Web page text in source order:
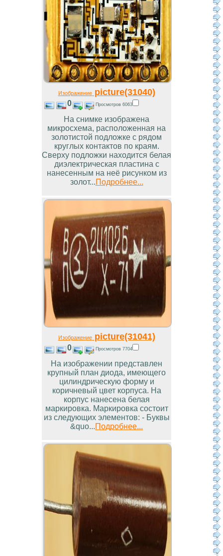
Изображениеpicture(31040)
0 Просмотров 6063
На снимке изображена
микросхема, расположенная на
золотистой подложке с рядом
круглых контактов по краям.
Сверху подложки находится белая
диэлектрическая пластина с
нанесенным на неё рисунком из
золот...Подробнее...
Изображениеpicture(31041)
0 Просмотров 7704
На изображении представлен
крупный план диода, имеющего
цилиндрическую форму и
коричневый цвет корпуса. На
корпус нанесена белая
маркировка. Маркировка состоит
из следующих элементов: - Буквы
&quo...Подробнее...